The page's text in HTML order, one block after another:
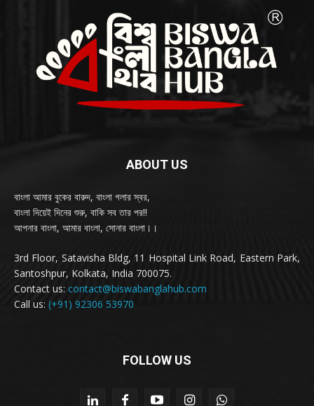
ABOUT US
বাংলা আমার বুকের বারুদ, বাংলা গলার স্বর,
বাংলা দিয়েই দিনের শুরু, বাকি সব তার পর!!
আপনার বাংলা, আমার বাংলা, সোনার বাংলা।।
3rd Floor, Satavisha Bldg, 11 Hospital Link Road, Eastern Park,
Santoshpur, Kolkata, India 700075.
Contact us: contact@biswabanglahub.com
Call us: (+91) 92306 53970
FOLLOW US